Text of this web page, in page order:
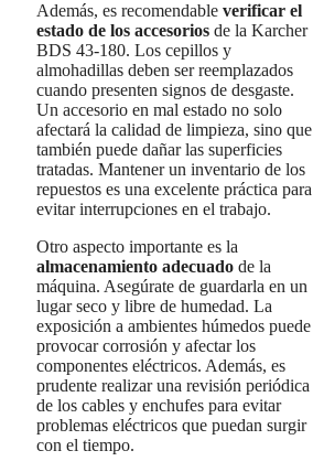
Además, es recomendable verificar el
estado de los accesorios de la Karcher
BDS 43-180. Los cepillos y
almohadillas deben ser reemplazados
cuando presenten signos de desgaste.
Un accesorio en mal estado no solo
afectará la calidad de limpieza, sino que
también puede dañar las superficies
tratadas. Mantener un inventario de los
repuestos es una excelente práctica para
evitar interrupciones en el trabajo.
Otro aspecto importante es la
almacenamiento adecuado de la
máquina. Asegúrate de guardarla en un
lugar seco y libre de humedad. La
exposición a ambientes húmedos puede
provocar corrosión y afectar los
componentes eléctricos. Además, es
prudente realizar una revisión periódica
de los cables y enchufes para evitar
problemas eléctricos que puedan surgir
con el tiempo.